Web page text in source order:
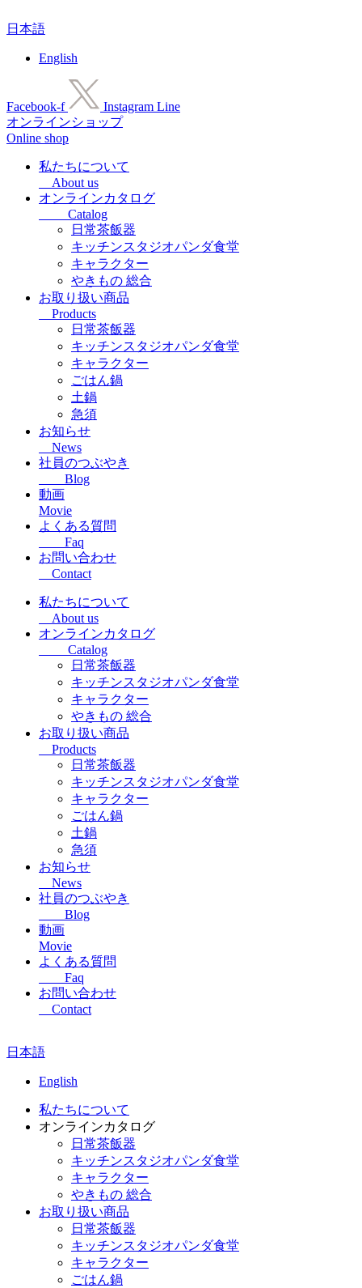
ン
ス
キ
日本語
English
Facebook-f Instagram Line
オンラインショップ
Online shop
私たちについて
About us
オンラインカタログ
Catalog
日常茶飯器
キッチンスタジオパンダ食堂
キャラクター
やきもの 総合
お取り扱い商品
Products
日常茶飯器
キッチンスタジオパンダ食堂
キャラクター
ごはん鍋
土鍋
急須
お知らせ
News
社員のつぶやき
Blog
動画
Movie
よくある質問
Faq
お問い合わせ
Contact
私たちについて
About us
オンラインカタログ
Catalog
日常茶飯器
キッチンスタジオパンダ食堂
キャラクター
やきもの 総合
お取り扱い商品
Products
日常茶飯器
キッチンスタジオパンダ食堂
キャラクター
ごはん鍋
土鍋
急須
お知らせ
News
社員のつぶやき
Blog
動画
Movie
よくある質問
Faq
お問い合わせ
Contact
日本語
English
私たちについて
オンラインカタログ
日常茶飯器
キッチンスタジオパンダ食堂
キャラクター
やきもの 総合
お取り扱い商品
日常茶飯器
キッチンスタジオパンダ食堂
キャラクター
ごはん鍋